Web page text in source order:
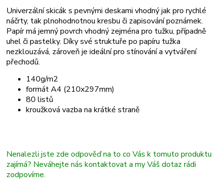
Univerzální skicák s pevnými deskami vhodný jak pro rychlé
náčrty, tak plnohodnotnou kresbu či zapisování poznámek.
Papír má jemný povrch vhodný zejména pro tužku, případně
uhel či pastelky. Díky své struktuře po papíru tužka
nezklouzává, zároveň je ideální pro stínování a vytváření
přechodů.
140g/m2
formát A4 (210x297mm)
80 listů
kroužková vazba na krátké straně
Nenalezli jste zde odpověď na to co Vás k tomuto produktu
zajímá? Neváhejte nás kontaktovat a my Váš dotaz rádi
zodpovíme.